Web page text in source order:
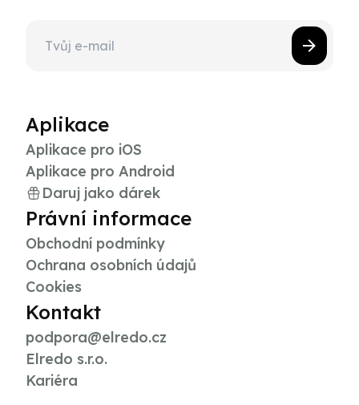
Aplikace
Aplikace pro iOS
Aplikace pro Android
Daruj jako dárek
Právní informace
Obchodní podmínky
Ochrana osobních údajů
Cookies
Kontakt
podpora@elredo.cz
Elredo s.r.o.
Kariéra